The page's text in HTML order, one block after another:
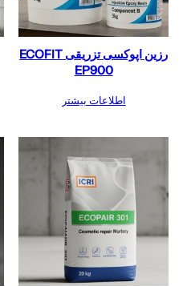
رزین اپوکسی تزریقی ECOFIT
EP900
اطلاعات بیشتر